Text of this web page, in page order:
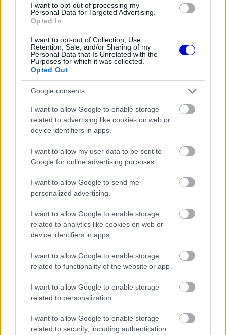
I want to opt-out of processing my
Personal Data for Targeted Advertising.
Opted In
I want to opt-out of Collection, Use,
Retention, Sale, and/or Sharing of my
Personal Data that Is Unrelated with the
Purposes for which it was collected.
Opted Out
Google consents
I want to allow Google to enable storage
related to advertising like cookies on web or
device identifiers in apps.
I want to allow my user data to be sent to
Google for online advertising purposes.
I want to allow Google to send me
personalized advertising.
I want to allow Google to enable storage
related to analytics like cookies on web or
device identifiers in apps.
I want to allow Google to enable storage
related to functionality of the website or app.
I want to allow Google to enable storage
related to personalization.
I want to allow Google to enable storage
related to security, including authentication
Kimi Räikkönen, akinek több
világbajnoki címet kellett volna
„A maranellói elköteleződéssel megmutatja, hogy
hisz a projekt hitelességében, főleg a 2027-es
erőforrás-szabályok tükrében. Hamilton meg van
győződve arról, hogy a Ferrari már a következő
évben harcba szállhat a világbajnoki trófeáért.”
„Ferrari-szurkolóként tiszta szívből remélem, hogy
az érzéseit a versenypályán elért sikerek is
igazolják majd. Egy dolog mindenesetre biztos,
Hamilton mostanra teljesen a kezébe vette a
versenyrészleget. Ez látszik a testbeszédén, a
csapattal való kommunikációján, valamint azon a
magabiztosságon is, amelyet a környezetével való